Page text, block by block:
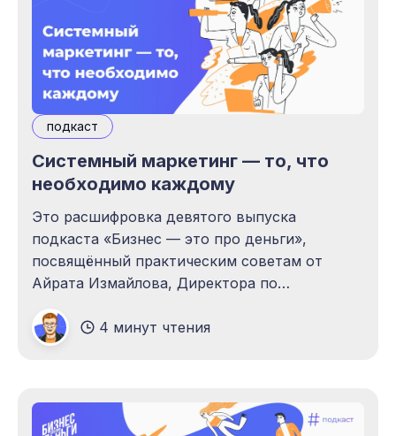
подкаст
Системный маркетинг — то, что
необходимо каждому
Это расшифровка девятого выпуска
подкаста «Бизнес — это про деньги»,
посвящённый практическим советам от
Айрата Измайлова, Директора по
весь подкаст целиком вы можете в плеере
ниже. Здесь и далее приводим статью от
маркетинг, как он увеличивает прибыль
4 минут чтения